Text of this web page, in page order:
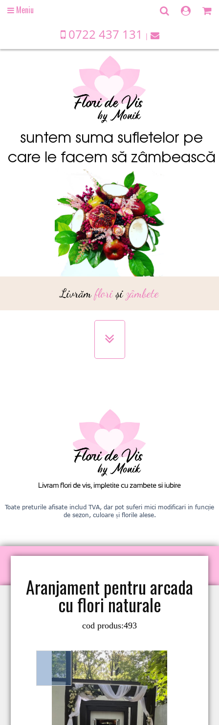
suntem suma sufletelor pe
care le facem să zâmbească
Livrămfloriși zâmbete
OpenMeniu
0722 437 131
Livram flori de vis, impletite cu zambete si iubire
Toate preturile afisate includ TVA, dar pot suferi mici modificari in funcție
de sezon, culoare și florile alese.
Aranjament pentru arcada
cu flori naturale
cod produs:493